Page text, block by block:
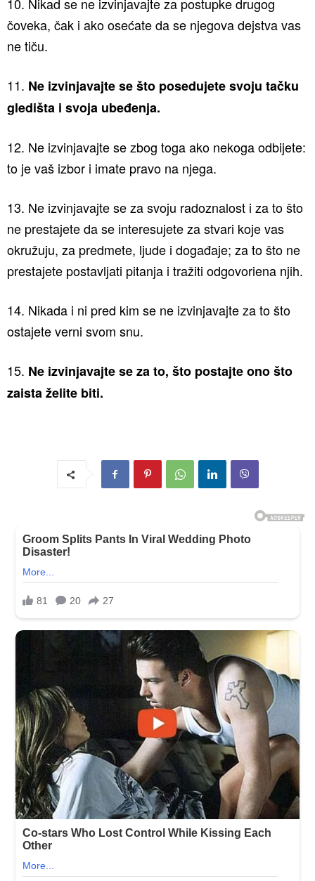
čoveka, čak i ako osećate da se njegova dejstva vas
ne tiču.
11. Ne izvinjavajte se što posedujete svoju tačku
gledišta i svoja ubeđenja.
12. Ne izvinjavajte se zbog toga ako nekoga odbijete:
to je vaš izbor i imate pravo na njega.
13. Ne izvinjavajte se za svoju radoznalost i za to što
ne prestajete da se interesujete za stvari koje vas
okružuju, za predmete, ljude i događaje; za to što ne
prestajete postavljati pitanja i tražiti odgovoriena njih.
14. Nikada i ni pred kim se ne izvinjavajte za to što
ostajete verni svom snu.
15. Ne izvinjavajte se za to, što postajte ono što
zaista želite biti.